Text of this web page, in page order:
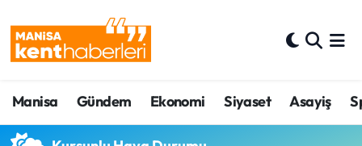
Manisa Gündem Ekonomi Siyaset Asayiş
Ahmetli Hava Durumu
Ahmetli Trafik Yoğunluk Haritası